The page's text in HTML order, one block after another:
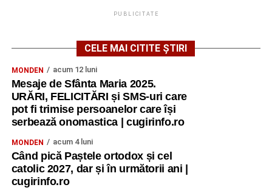
PUBLICITATE
CELE MAI CITITE ȘTIRI
MONDEN acum 12 luni
Mesaje de Sfânta Maria 2025.
URĂRI, FELICITĂRI și SMS-uri care
pot fi trimise persoanelor care își
serbează onomastica | cugirinfo.ro
MONDEN acum 4 luni
Când pică Paștele ortodox și cel
catolic 2027, dar și în următorii ani |
cugirinfo.ro